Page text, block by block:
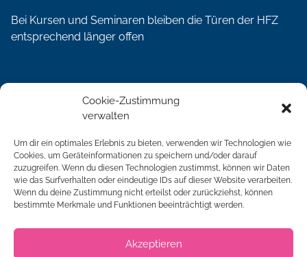
Cookie-Zustimmung
verwalten
Um dir ein optimales Erlebnis zu bieten, verwenden wir Technologien wie
Cookies, um Geräteinformationen zu speichern und/oder darauf
zuzugreifen. Wenn du diesen Technologien zustimmst, können wir Daten
wie das Surfverhalten oder eindeutige IDs auf dieser Website verarbeiten.
Wenn du deine Zustimmung nicht erteilst oder zurückziehst, können
bestimmte Merkmale und Funktionen beeinträchtigt werden.
Akzeptieren
Bei Kursen und Seminaren bleiben die Türen der HFZ
entsprechend länger offen
Qualität